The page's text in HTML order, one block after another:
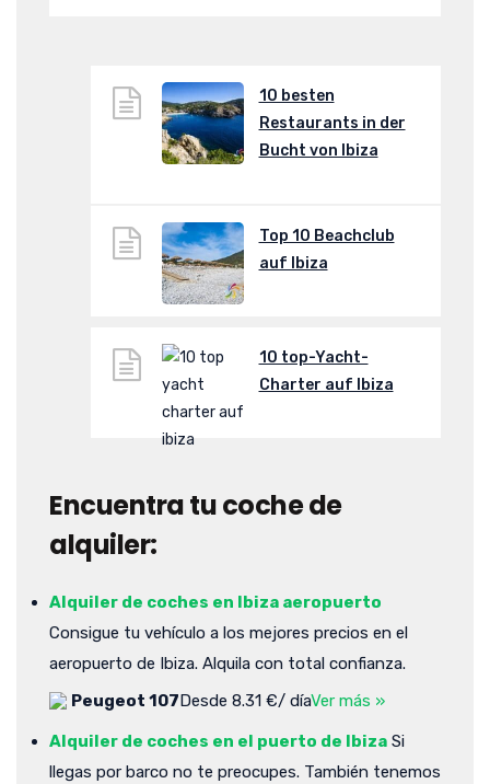
10 besten
Restaurants in der
Bucht von Ibiza
Top 10 Beachclub
auf Ibiza
10 top-Yacht-
Charter auf Ibiza
Encuentra tu coche de
alquiler:
Alquiler de coches en Ibiza aeropuerto
Consigue tu vehículo a los mejores precios en el
aeropuerto de Ibiza. Alquila con total confianza.
Peugeot 107 Desde 8.31 €/ díaVer más »
Alquiler de coches en el puerto de Ibiza Si
llegas por barco no te preocupes. También tenemos